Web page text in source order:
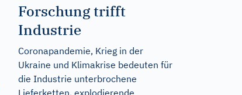
Forschung trifft
Industrie
Coronapandemie, Krieg in der
Ukraine und Klimakrise bedeuten für
die Industrie unterbrochene
Lieferketten, explodierende